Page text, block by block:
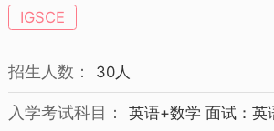
IGSCE
招生人数： 30人
入学考试科目： 英语+数学 面试：英